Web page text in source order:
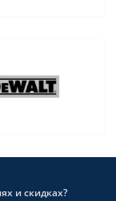
и скидках?